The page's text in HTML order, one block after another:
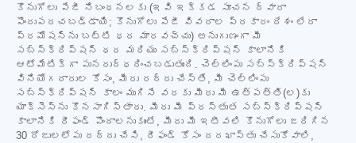
కొనుగోలు పేజీ నిబంధనలకు (ఇవి ఇక్కడ సూచన ద్వారా
పొందుపరచబడ్డాయి; కొనుగోలు పేజీ వివరాల ప్రకారం దేశం లేదా
ప్రమోషన్‌ను బట్టి ధర మారవచ్చు) అనుగుణంగా మీ
సబ్‌స్క్రిప్షన్ ధర మరియు సబ్‌స్క్రిప్షన్ కాలానికి
ఆటోమేటిక్‌గా పునరుద్ధరించబడుతుంది. చెల్లింపు సబ్‌స్క్రిప్షన్
వినియోగదారుల కోసం, మీరు రద్దు చేస్తే, మీ చెల్లింపు
సబ్‌స్క్రిప్షన్ కాలం ముగిసే వరకు మీరు మీ ఉత్పత్తి(ల)కు
యాక్సెస్‌ను కొనసాగిస్తారు. మీరు మీ ప్రస్తుత సబ్‌స్క్రిప్షన్
కాలానికి రీఫండ్ పొందాలనుకుంటే, మీరు మీ ఇటీవలి కొనుగోలు జరిగిన
30 రోజులలోపు రద్దు చేసి, రీఫండ్ కోసం దరఖాస్తు చేసుకోవాలి,